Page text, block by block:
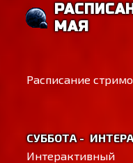
МАЯ
Расписание
СУББОТА -